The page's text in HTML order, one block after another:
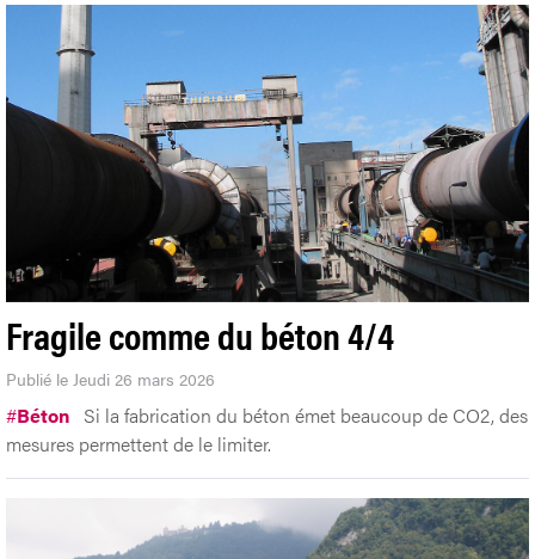
Fragile comme du béton 4/4
Publié le Jeudi 26 mars 2026
#Béton Si la fabrication du béton émet beaucoup de CO2, des
mesures permettent de le limiter.